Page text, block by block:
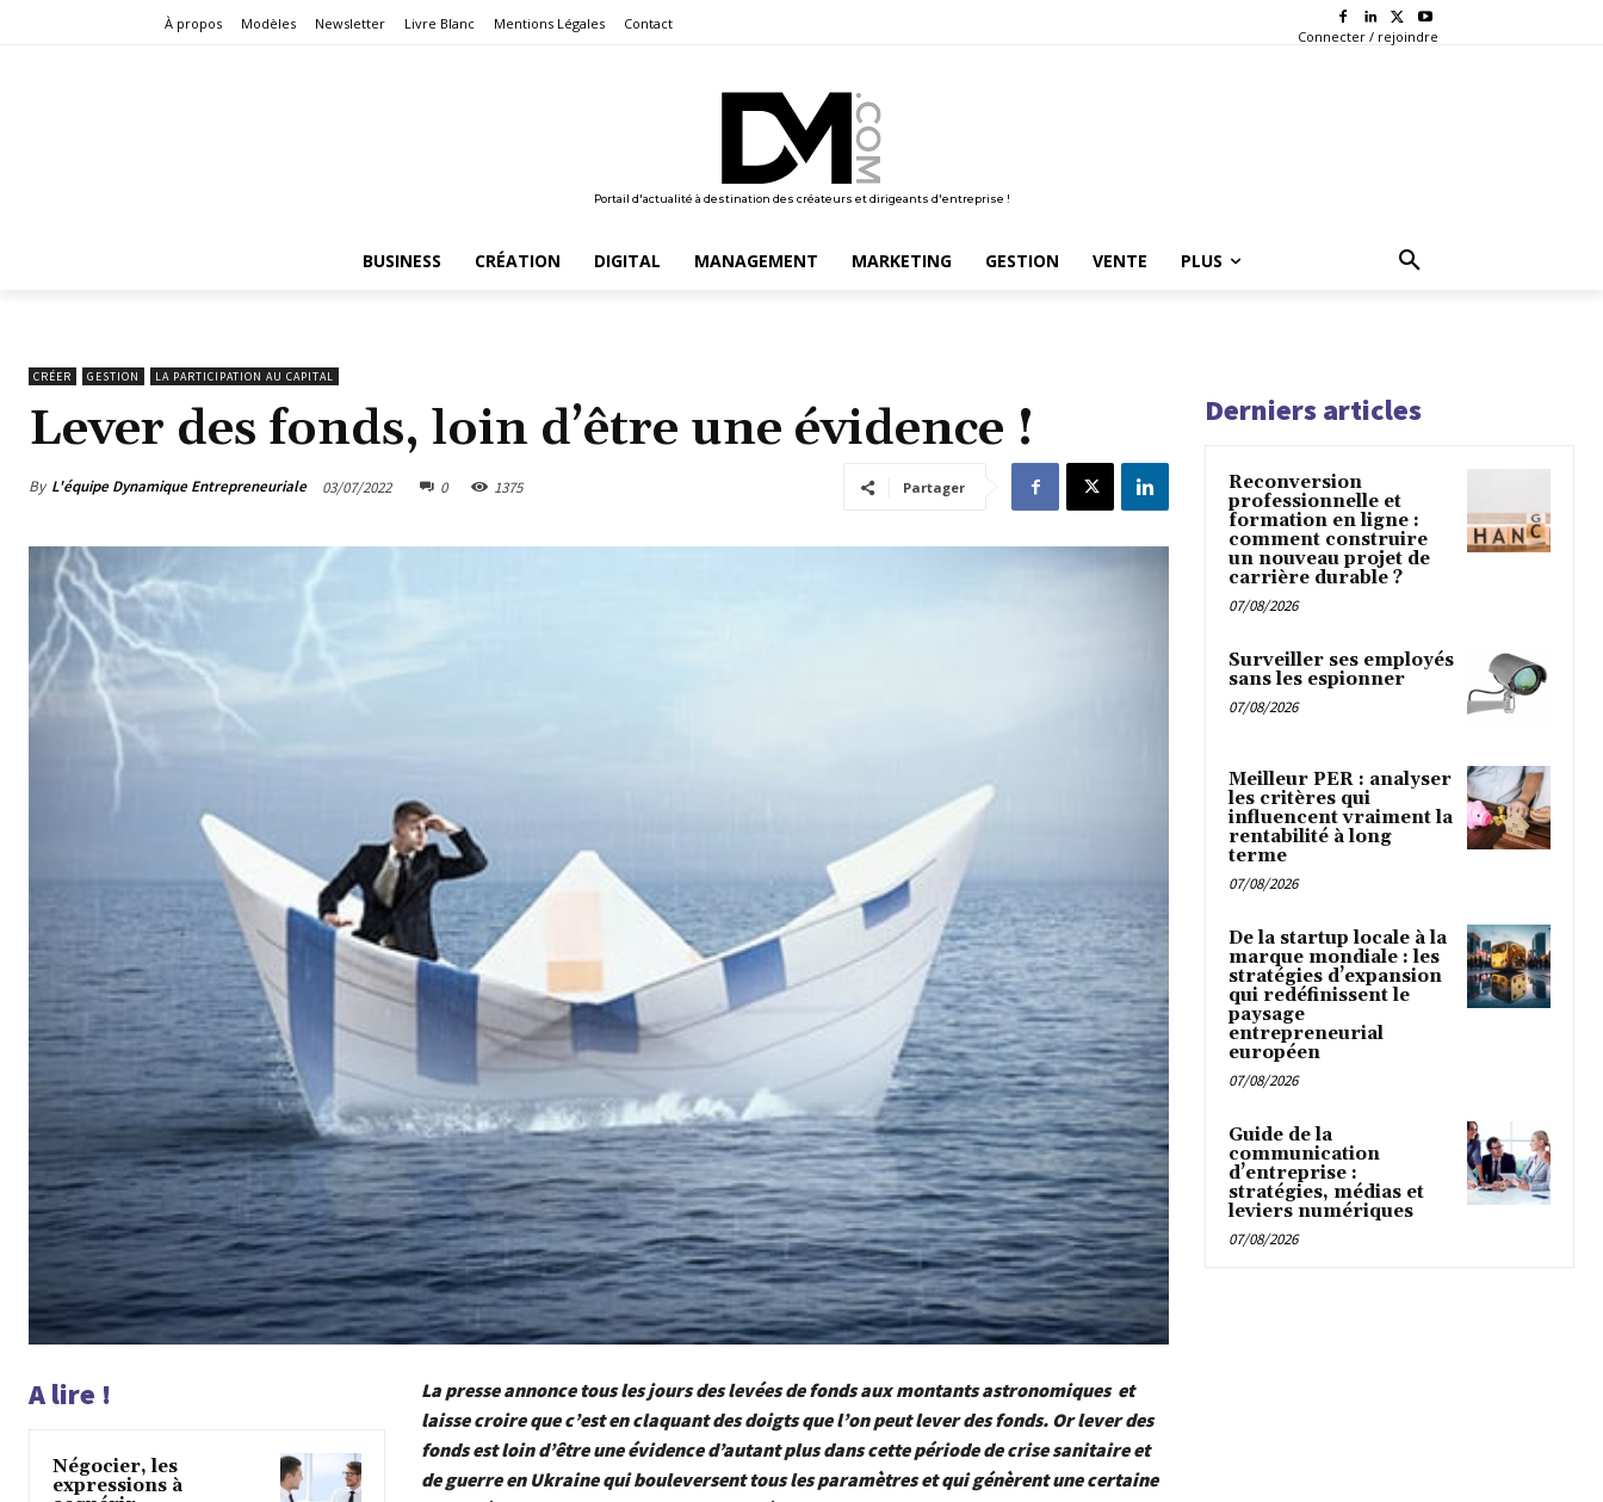
À propos Modèles Newsletter Livre Blanc Mentions Légales Contact
Connecter / rejoindre
Portail d'actualité à destination des créateurs et dirigeants d'entreprise !
BUSINESS CRÉATION DIGITAL MANAGEMENT MARKETING GESTION VENTE PLUS
CRÉER GESTION LA PARTICIPATION AU CAPITAL
Lever des fonds, loin d’être une évidence !
By L'équipe Dynamique Entrepreneuriale 03/07/2022 0 1375 Partager
A lire !
Négocier, les
expressions à
La presse annonce tous les jours des levées de fonds aux montants astronomiques et
laisse croire que c’est en claquant des doigts que l’on peut lever des fonds. Or lever des
fonds est loin d’être une évidence d’autant plus dans cette période de crise sanitaire et
de guerre en Ukraine qui bouleversent tous les paramètres et qui génèrent une certaine
Derniers articles
Reconversion
professionnelle et
formation en ligne :
comment construire
un nouveau projet de
carrière durable ?
07/08/2026
Surveiller ses employés
sans les espionner
07/08/2026
Meilleur PER : analyser
les critères qui
influencent vraiment la
rentabilité à long
terme
07/08/2026
De la startup locale à la
marque mondiale : les
stratégies d’expansion
qui redéfinissent le
paysage
entrepreneurial
européen
07/08/2026
Guide de la
communication
d’entreprise :
stratégies, médias et
leviers numériques
07/08/2026